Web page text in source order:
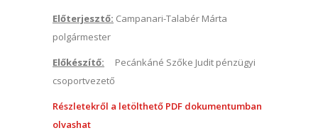
Előterjesztő: Campanari-Talabér Márta
polgármester
Előkészítő: Pecánkáné Szőke Judit pénzügyi
csoportvezető
Részletekről a letölthető PDF dokumentumban
olvashat